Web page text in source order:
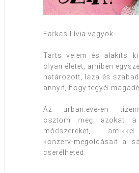
Farkas Lívia vagyok.
Tarts velem és alakíts
olyan életet, amiben
határozott, laza és
annyit, hogy tegyél
Az urban:eve-en
osztom meg azokat a
módszereket,
konzerv-megoldásait a
cserélheted.